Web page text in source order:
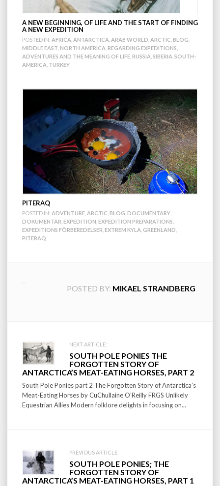
A NEW BEGINNING, OF LIFE AND THE START OF FINDING
A NEW EXPEDITION
POSTED IN: AFRICA ANTARCTICA ARAB WORLD ARCTIC BLOG
MIDDLE EAST NORTH AMERICA REGARDING EXPEDITIONS,
ADVENTURES AND THE MEANING OF LIFE RUSSIA SIBERIA SOUTH-
AMERICA TURKEY
PITERAQ
POSTED IN: ADVENTURE ARCTIC BLOG DOCUMENTARY
DOKUMENTÄR EXPEDITION EXPEDITION PREPARATIONS
EXPEDITIONS FÖRBEREDELSER EXTREM KYLA GREENLAND
PITERAQ
POSTED BY: MIKAEL STRANDBERG
Post
navigation
NEXT ARTICLE:
SOUTH POLE PONIES THE
FORGOTTEN STORY OF
ANTARCTICA’S MEAT-EATING HORSES, PART 2
South Pole Ponies part 2 The Forgotten Story of Antarctica’s
Meat-Eating Horses by CuChullaine O’Reilly FRGS Unlikely
Equestrian Allies Modern folklore delights in focusing on...
PREVIOUS ARTICLE:
SOUTH POLE PONIES; THE
FORGOTTEN STORY OF
ANTARCTICA’S MEAT-EATING HORSES, PART 1